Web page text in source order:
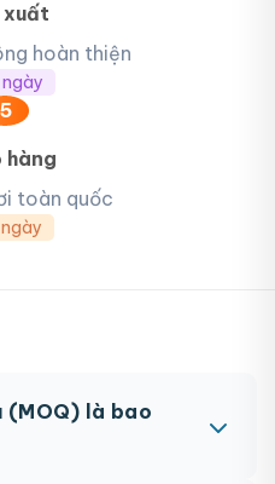
xuất
hoàn thiện
5
hàng
toàn quốc
là bao